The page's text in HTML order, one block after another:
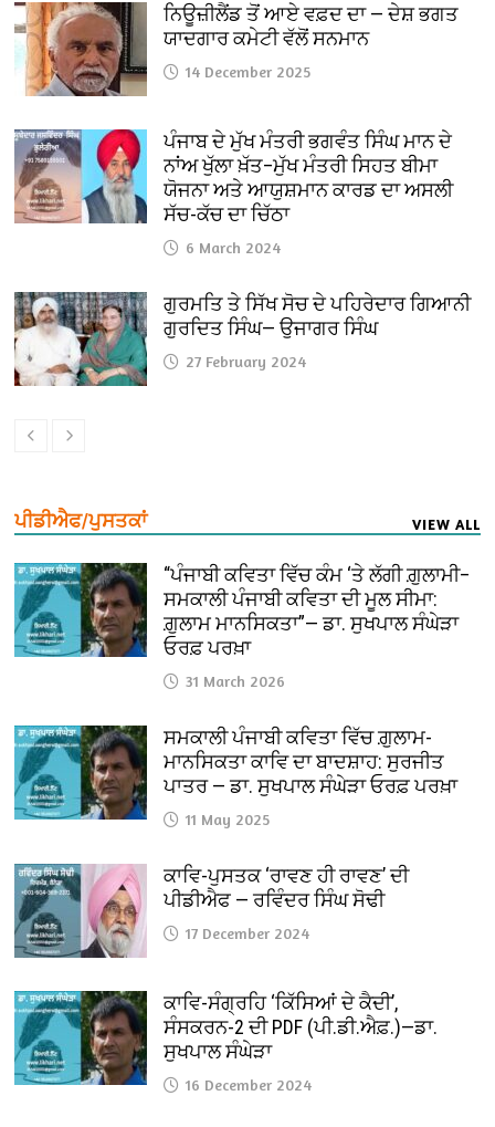
ਨਿਊਜ਼ੀਲੈਂਡ ਤੋਂ ਆਏ ਵਫ਼ਦ ਦਾ — ਦੇਸ਼ ਭਗਤ
ਯਾਦਗਾਰ ਕਮੇਟੀ ਵੱਲੋਂ ਸਨਮਾਨ
14 December 2025
ਪੰਜਾਬ ਦੇ ਮੁੱਖ ਮੰਤਰੀ ਭਗਵੰਤ ਸਿੰਘ ਮਾਨ ਦੇ
ਨਾਂਅ ਖੁੱਲਾ ਖ਼ੱਤ–ਮੁੱਖ ਮੰਤਰੀ ਸਿਹਤ ਬੀਮਾ
ਯੋਜਨਾ ਅਤੇ ਆਯੁਸ਼ਮਾਨ ਕਾਰਡ ਦਾ ਅਸਲੀ
ਸੱਚ-ਕੱਚ ਦਾ ਚਿੱਠਾ
6 March 2024
ਗੁਰਮਤਿ ਤੇ ਸਿੱਖ ਸੋਚ ਦੇ ਪਹਿਰੇਦਾਰ ਗਿਆਨੀ
ਗੁਰਦਿਤ ਸਿੰਘ— ਉਜਾਗਰ ਸਿੰਘ
27 February 2024
ਪੀਡੀਐਫ/ਪੁਸਤਕਾਂ VIEW ALL
“ਪੰਜਾਬੀ ਕਵਿਤਾ ਵਿੱਚ ਕੰਮ ‘ਤੇ ਲੱਗੀ ਗ਼ੁਲਾਮੀ–
ਸਮਕਾਲੀ ਪੰਜਾਬੀ ਕਵਿਤਾ ਦੀ ਮੂਲ ਸੀਮਾ:
ਗ਼ੁਲਾਮ ਮਾਨਸਿਕਤਾ”— ਡਾ. ਸੁਖਪਾਲ ਸੰਘੇੜਾ
ਓਰਫ਼ ਪਰਖ਼ਾ
31 March 2026
ਸਮਕਾਲੀ ਪੰਜਾਬੀ ਕਵਿਤਾ ਵਿੱਚ ਗ਼ੁਲਾਮ-
ਮਾਨਸਿਕਤਾ ਕਾਵਿ ਦਾ ਬਾਦਸ਼ਾਹ: ਸੁਰਜੀਤ
ਪਾਤਰ — ਡਾ. ਸੁਖਪਾਲ ਸੰਘੇੜਾ ਓਰਫ਼ ਪਰਖ਼ਾ
11 May 2025
ਕਾਵਿ-ਪੁਸਤਕ ‘ਰਾਵਣ ਹੀ ਰਾਵਣ’ ਦੀ
ਪੀਡੀਐਫ — ਰਵਿੰਦਰ ਸਿੰਘ ਸੋਢੀ
17 December 2024
ਕਾਵਿ-ਸੰਗ੍ਰਹਿ ‘ਕਿੱਸਿਆਂ ਦੇ ਕੈਦੀ’,
ਸੰਸਕਰਨ-2 ਦੀ PDF (ਪੀ.ਡੀ.ਐਫ਼.)—ਡਾ.
ਸੁਖਪਾਲ ਸੰਘੇੜਾ
16 December 2024